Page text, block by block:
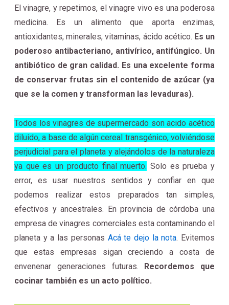
El vinagre, y repetimos, el vinagre vivo es una poderosa
medicina. Es un alimento que aporta enzimas,
antioxidantes, minerales, vitaminas, ácido acético. Es un
poderoso antibacteriano, antivírico, antifúngico. Un
antibiótico de gran calidad. Es una excelente forma
de conservar frutas sin el contenido de azúcar (ya
que se la comen y transforman las levaduras).
Todos los vinagres de supermercado son acido acético
diluido, a base de algún cereal transgénico, volviéndose
perjudicial para el planeta y alejándolos de la naturaleza
ya que es un producto final muerto. Solo es prueba y
error, es usar nuestros sentidos y confiar en que
podemos realizar estos preparados tan simples,
efectivos y ancestrales. En provincia de córdoba una
empresa de vinagres comerciales esta contaminando el
planeta y a las personas Acá te dejo la nota. Evitemos
que estas empresas sigan creciendo a costa de
envenenar generaciones futuras. Recordemos que
cocinar también es un acto político.